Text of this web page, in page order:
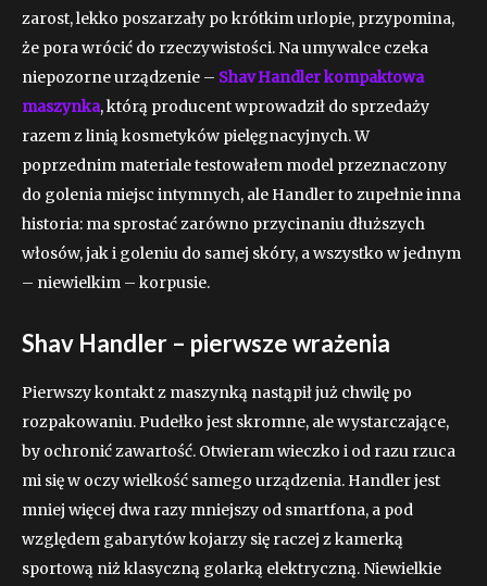
zarost, lekko poszarzały po krótkim urlopie, przypomina,
że pora wrócić do rzeczywistości. Na umywalce czeka
niepozorne urządzenie – Shav Handler kompaktowa
maszynka, którą producent wprowadził do sprzedaży
razem z linią kosmetyków pielęgnacyjnych. W
poprzednim materiale testowałem model przeznaczony
do golenia miejsc intymnych, ale Handler to zupełnie inna
historia: ma sprostać zarówno przycinaniu dłuższych
włosów, jak i goleniu do samej skóry, a wszystko w jednym
– niewielkim – korpusie.
Shav Handler – pierwsze wrażenia
Pierwszy kontakt z maszynką nastąpił już chwilę po
rozpakowaniu. Pudełko jest skromne, ale wystarczające,
by ochronić zawartość. Otwieram wieczko i od razu rzuca
mi się w oczy wielkość samego urządzenia. Handler jest
mniej więcej dwa razy mniejszy od smartfona, a pod
względem gabarytów kojarzy się raczej z kamerką
sportową niż klasyczną golarką elektryczną. Niewielkie